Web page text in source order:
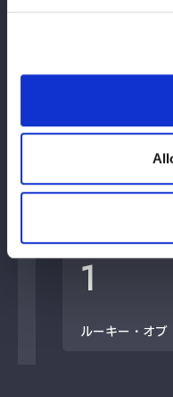
年5月後楽園大会
に入り負傷箇所の
ューチャー王座挑
Title History
タイトル歴
1
ルーキー・オ